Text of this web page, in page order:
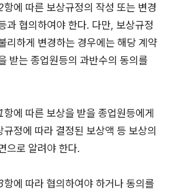
에 따른 보상규정의 작성 또는 변경
과 협의하여야 한다. 다만, 보상규정
리하게 변경하는 경우에는 해당 계약
받는 종업원등의 과반수의 동의를
에 따른 보상을 받을 종업원등에게
정에 따라 결정된 보상액 등 보상의
으로 알려야 한다.
에 따라 협의하여야 하거나 동의를